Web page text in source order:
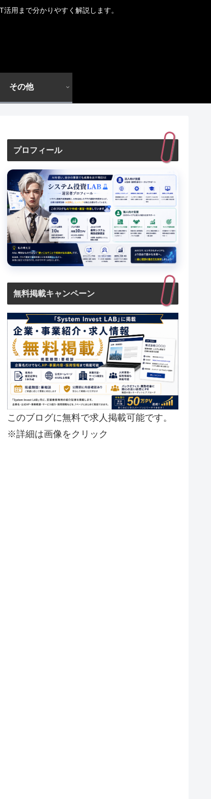
用まで分かりやすく解説します。
その他
プロフィール
無料掲載キャンペーン
このブログに無料で求人掲載可能です。
※詳細は画像をクリック